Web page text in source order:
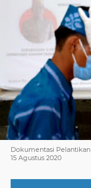
Dokumentasi
15 Agustus 2020